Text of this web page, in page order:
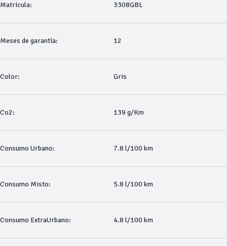
Matrícula: 3308GBL
Meses de garantía: 12
Color: Gris
Co2: 139 g/Km
Consumo Urbano: 7.8 l/100 km
Consumo Misto: 5.8 l/100 km
Consumo ExtraUrbano: 4.8 l/100 km